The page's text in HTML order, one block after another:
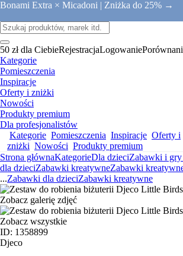
Bonami Extra × Micadoni | Zniżka do 25% →
50 zł dla CiebieRejestracjaLogowanie
Kategorie
Pomieszczenia
Inspiracje
Oferty i zniżki
Nowości
Produkty premium
Dla profesjonalistów
Kategorie Pomieszczenia Inspiracje Oferty i
zniżki Nowości Produkty premium
Strona głównaKategorieDla dzieciZabawki i
dla dzieciZabawki kreatywneZabawki
...Zabawki dla dzieciZabawki kreatywne
Zobacz galerię zdjęć
Zobacz wszystkie
ID: 1358899
Djeco